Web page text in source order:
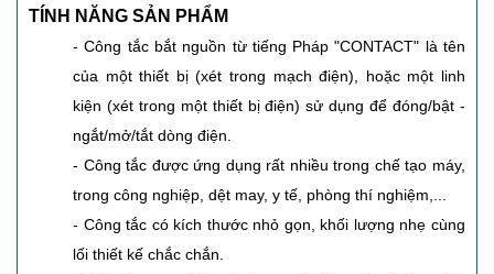
TÍNH NĂNG SẢN PHẨM
- Công tắc bắt nguồn từ tiếng Pháp "CONTACT" là tên
của một thiết bị (xét trong mạch điện), hoặc một linh
kiện (xét trong một thiết bị điện) sử dụng để đóng/bật -
ngắt/mở/tắt dòng điện.
- Công tắc được ứng dụng rất nhiều trong chế tạo máy,
trong công nghiệp, dệt may, y tế, phòng thí nghiệm,...
- Công tắc có kích thước nhỏ gọn, khối lượng nhẹ cùng
lối thiết kế chắc chắn.